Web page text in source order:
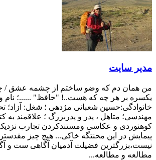
مدیر سایت
من همان دم که وضو ساختم از چشمه عشق /
یکسره بر هر چه که هست..! "حافظ" ......؛ نام و
خانوادگی:حسین شعبانی مژدهی ؛ شغل: آزاد؛
مهندسی؛ متاهل ، پدر و پدربزرگ ؛ علاقمند
کوهنوردی و عکاسی ومستندکردن تجارب
پیمایش در این محنتگه خاکی... هیچ چیز مقدستر
نیست،بزرگترین فضیلت آدمیان آگاهی ست و
مطالعه و مطالعه...